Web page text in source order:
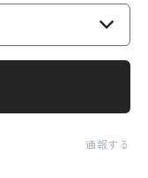
通報する